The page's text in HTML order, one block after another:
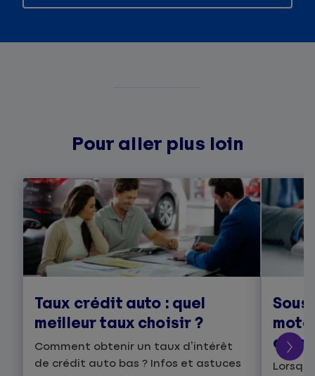
Pour aller plus loin
Taux crédit auto : quel
meilleur taux choisir ?
Comment obtenir un taux d’intérêt
de crédit auto bas ? Infos et astuces